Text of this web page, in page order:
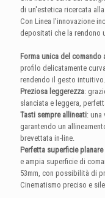
di un'estetica ricercata
Con Linea l'innovazione
depositati che la rendono
Forma unica del comando
profilo delicatamente
rendendo il gesto intuitivo.
Preziosa leggerezza:
slanciata e leggera,
Tasti sempre allineati: una
garantendo un
brevettata in-line.
Perfetta superficie
e ampia superficie di
53mm, con possibilità di
Cinematismo preciso e